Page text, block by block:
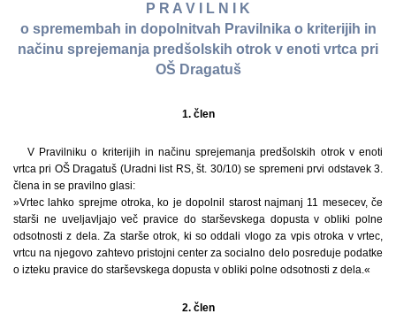
P R A V I L N I K
o spremembah in dopolnitvah Pravilnika o kriterijih in
načinu sprejemanja predšolskih otrok v enoti vrtca pri
OŠ Dragatuš
1. člen
V Pravilniku o kriterijih in načinu sprejemanja predšolskih otrok v enoti
vrtca pri OŠ Dragatuš (Uradni list RS, št. 30/10) se spremeni prvi odstavek 3.
člena in se pravilno glasi:
»Vrtec lahko sprejme otroka, ko je dopolnil starost najmanj 11 mesecev, če
starši ne uveljavljajo več pravice do starševskega dopusta v obliki polne
odsotnosti z dela. Za starše otrok, ki so oddali vlogo za vpis otroka v vrtec,
vrtcu na njegovo zahtevo pristojni center za socialno delo posreduje podatke
o izteku pravice do starševskega dopusta v obliki polne odsotnosti z dela.«
2. člen